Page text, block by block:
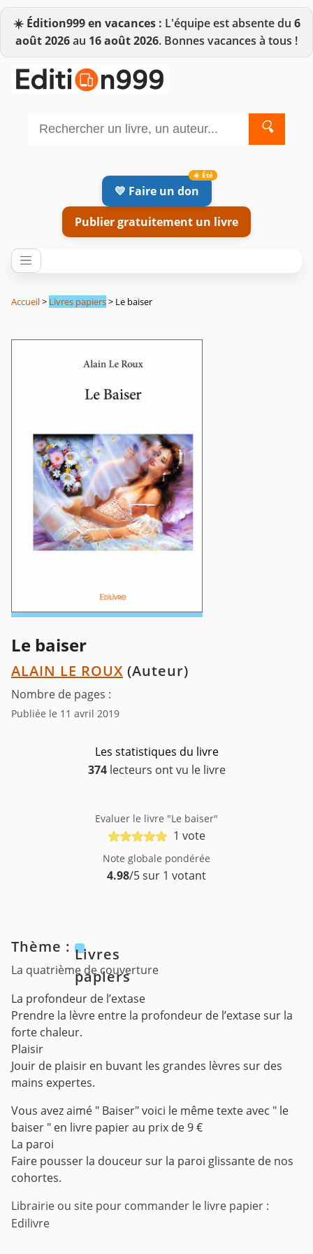
☀️ Édition999 en vacances : L'équipe est absente du 6
août 2026au 16 août 2026. Bonnes vacances à tous !
🔍
💛 Faire un don
Publier gratuitement un livre
Accueil> Livres papiers> Le baiser
Le baiser
ALAIN LE ROUX (Auteur)
Nombre de pages :
Publiée le 11 avril 2019
Les statistiques du livre
374lecteurs ont vu le livre
Evaluer le livre "Le baiser"
1 vote
Note globale pondérée
4.98/5 sur 1 votant
Thème : Livres
papiers
La quatrième de couverture
La profondeur de l’extase
Prendre la lèvre entre la profondeur de l’extase sur la
forte chaleur.
Plaisir
Jouir de plaisir en buvant les grandes lèvres sur des
mains expertes.
Vous avez aimé " Baiser" voici le même texte avec " le
baiser " en livre papier au prix de 9 €
La paroi
Faire pousser la douceur sur la paroi glissante de nos
cohortes.
Librairie ou site pour commander le livre papier :
Edilivre